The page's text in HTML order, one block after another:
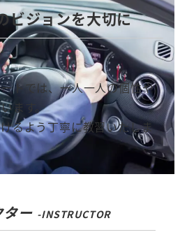
ビジョンを大切に
トでは、一人一人の個性や
ます。
るよう丁寧に教習いたしま
ター -INSTRUCTOR